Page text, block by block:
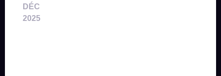
DÉC
2025